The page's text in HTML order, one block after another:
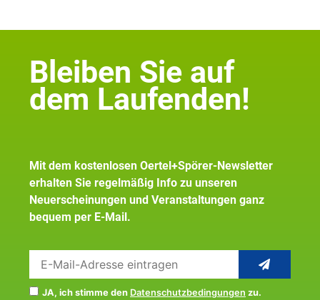
Bleiben Sie auf
dem Laufenden!
Mit dem kostenlosen Oertel+Spörer-Newsletter
erhalten Sie regelmäßig Info zu unseren
Neuerscheinungen und Veranstaltungen ganz
bequem per E-Mail.
JA, ich stimme den Datenschutzbedingungen zu.